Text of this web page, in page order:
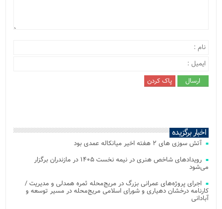
اخبار برگزیده
آتش‌ سوزی‌ های ۲ هفته اخیر میانکاله عمدی بود
رویدادهای شاخص هنری در نیمه نخست ۱۴۰۵ در مازندران برگزار
می‌شود
اجرای پروژه‌های عمرانی بزرگ در مریج‌محله ثمره همدلی و مدیریت /
کارنامه درخشان دهیاری و شورای اسلامی مریج‌محله در مسیر توسعه و
آبادانی